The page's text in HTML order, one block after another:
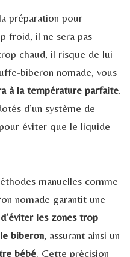
préparation pour
froid, il ne sera pas
chaud, il risque de lui
biberon nomade, vous
à la température parfaite.
d’un système de
éviter que le liquide
manuelles comme
nomade garantit une
les zones trop
biberon, assurant ainsi un
bébé. Cette précision